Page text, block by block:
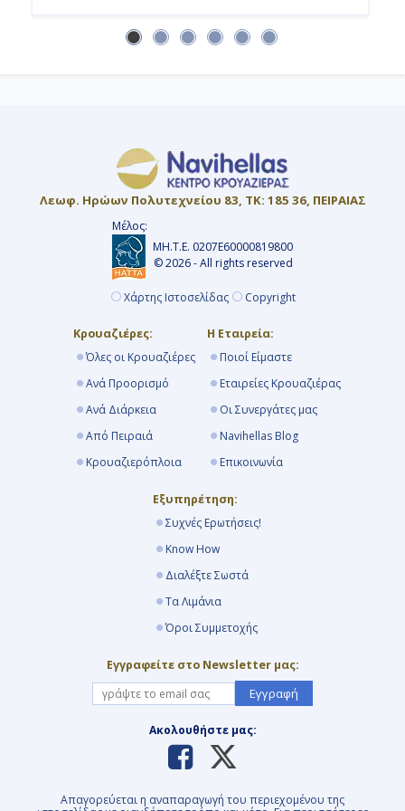
7ημερες Κρουαζιερες
Κρουαζιερες Μαιος
Λεωφ. Ηρώων Πολυτεχνείου 83, ΤΚ: 185 36, ΠΕΙΡΑΙΑΣ
Μέλος:
ΜΗ.Τ.Ε. 0207Ε60000819800
© 2026 - All rights reserved
Χάρτης Ιστοσελίδας Copyright
Κρουαζιέρες:
Όλες οι Κρουαζιέρες
Ανά Προορισμό
Ανά Διάρκεια
Από Πειραιά
Κρουαζιερόπλοια
Η Εταιρεία:
Ποιοί Είμαστε
Εταιρείες Κρουαζιέρας
Οι Συνεργάτες μας
Navihellas Blog
Επικοινωνία
Εξυπηρέτηση:
Συχνές Ερωτήσεις!
Know How
Διαλέξτε Σωστά
Τα Λιμάνια
Όροι Συμμετοχής
Εγγραφείτε στο Newsletter μας:
Εγγραφή
Ακολουθήστε μας:
Απαγορεύεται η αναπαραγωγή του περιεχομένου της